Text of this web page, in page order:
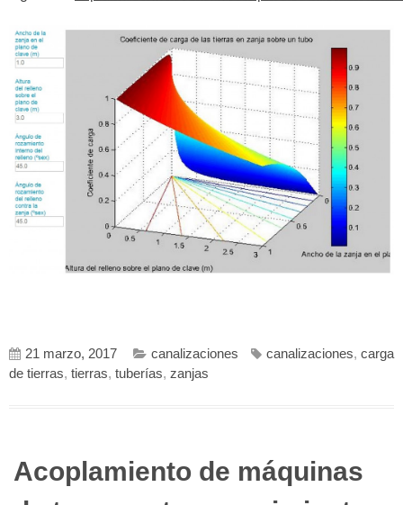
21 marzo, 2017 canalizaciones canalizaciones, carga
de tierras, tierras, tuberías, zanjas
Acoplamiento de máquinas